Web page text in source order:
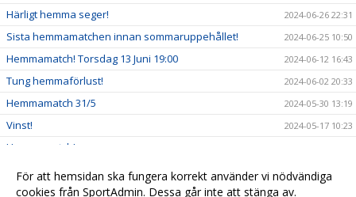
Härligt hemma seger! 2024-06-26 22:31
Sista hemmamatchen innan sommaruppehållet! 2024-06-25 10:50
Hemmamatch! Torsdag 13 Juni 19:00 2024-06-12 16:43
Tung hemmaförlust! 2024-06-02 20:33
Hemmamatch 31/5 2024-05-30 13:19
Vinst! 2024-05-17 10:23
Hemmamatch!
Ny tränarduo 2024-04-13 22:02
Serien spikad och DM 2024-01-26 15:33
För att hemsidan ska fungera korrekt använder vi nödvändiga
cookies från SportAdmin. Dessa går inte att stänga av.